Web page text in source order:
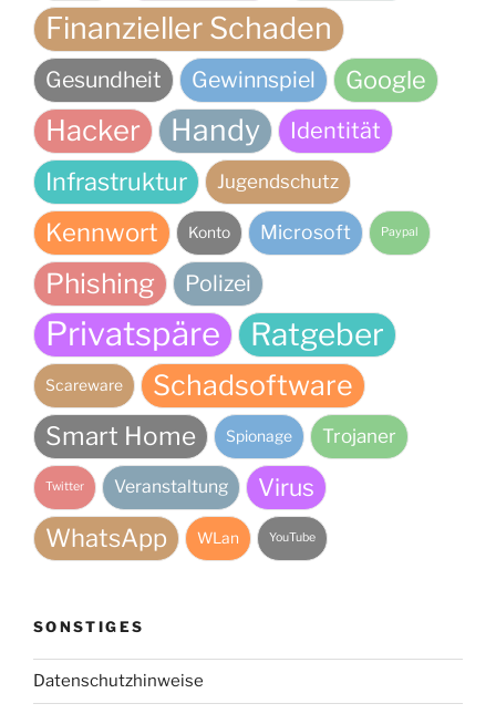
Finanzieller Schaden
Gesundheit Gewinnspiel Google
Hacker Handy Identität
Infrastruktur Jugendschutz
Kennwort Konto Microsoft Paypal
Phishing Polizei
Privatspäre Ratgeber
Scareware Schadsoftware
Smart Home Spionage Trojaner
Twitter Veranstaltung
Virus
WhatsApp
WLan YouTube
SONSTIGES
Datenschutzhinweise